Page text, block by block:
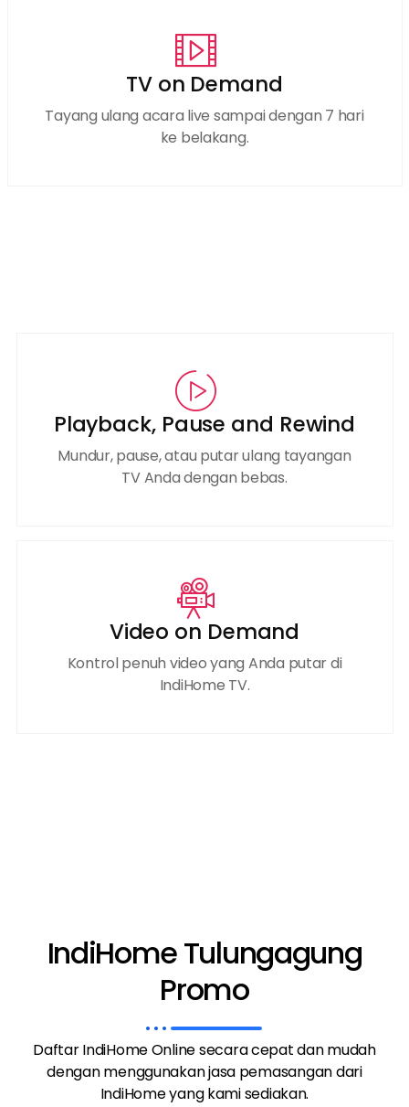
TV on Demand
Tayang ulang acara live sampai dengan 7 hari
ke belakang.
Playback, Pause and Rewind
Mundur, pause, atau putar ulang tayangan
TV Anda dengan bebas.
Video on Demand
Kontrol penuh video yang Anda putar di
IndiHome TV.
IndiHome Tulungagung
Promo
Daftar IndiHome Online secara cepat dan mudah
dengan menggunakan jasa pemasangan dari
IndiHome yang kami sediakan.